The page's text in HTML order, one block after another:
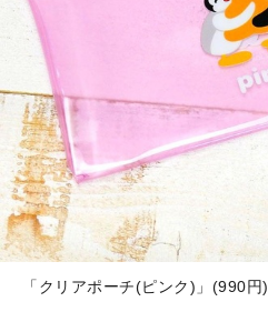
「クリアポーチ(ピンク)」(990円)